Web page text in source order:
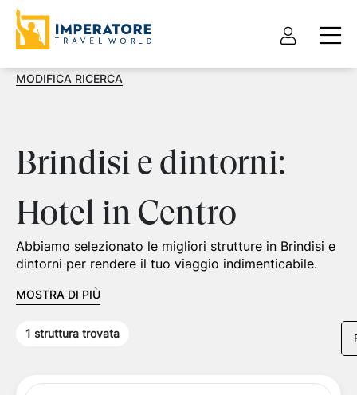
MODIFICA RICERCA
Brindisi e dintorni:
Hotel in Centro
Abbiamo selezionato le migliori strutture in Brindisi e
dintorni per rendere il tuo viaggio indimenticabile.
MOSTRA DI PIÙ
1 struttura trovata